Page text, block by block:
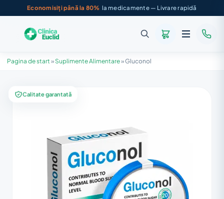
Economisiți până la 80% la medicamente — Livrare rapidă
Pagina de start » Suplimente Alimentare»Gluconol
Calitate garantată